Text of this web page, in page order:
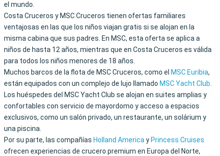
el mundo.
Costa Cruceros y MSC Cruceros tienen ofertas familiares
ventajosas en las que los niños viajan gratis si se alojan en la
misma cabina que sus padres. En MSC, esta oferta se aplica a
niños de hasta 12 años, mientras que en Costa Cruceros es válida
para todos los niños menores de 18 años.
Muchos barcos de la flota de MSC Cruceros, como el MSC Euribia,
están equipados con un complejo de lujo llamado MSC Yacht Club.
Los huéspedes del MSC Yacht Club se alojan en suites amplias y
confortables con servicio de mayordomo y acceso a espacios
exclusivos, como un salón privado, un restaurante, un solárium y
una piscina.
Por su parte, las compañías Holland Americay Princess Cruises
ofrecen experiencias de crucero premium en Europa del Norte,